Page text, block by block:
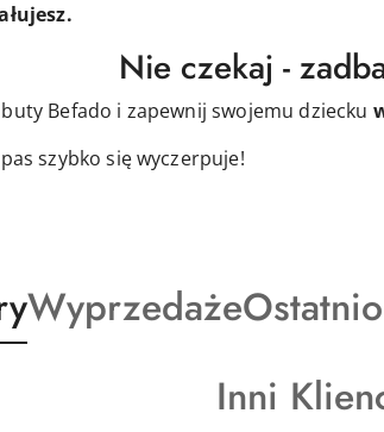
Nie czekaj -
buty Befado i zapewnij swojemu dziecku
szybko się wyczerpuje!
Produkty
o
WyprzedażeProdukty
statusie:
Produkty
Inni